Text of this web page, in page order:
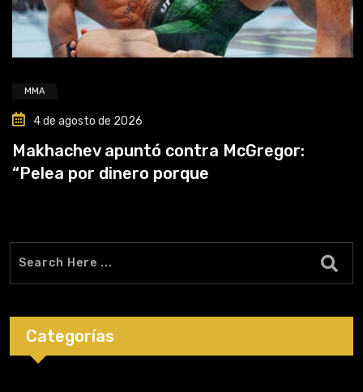
MMA
4 de agosto de 2026
Makhachev apuntó contra McGregor:
“Pelea por dinero porque
Categorías